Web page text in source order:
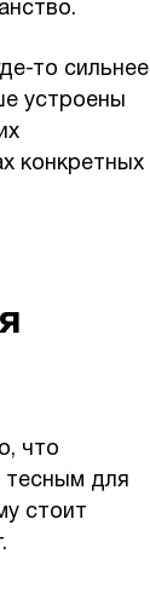
то сильнее
устроены
конкретных
что
тесным для
стоит